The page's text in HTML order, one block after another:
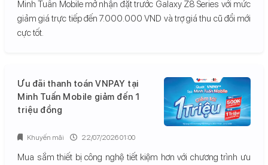
Minh Tuấn Mobile mở nhận đặt trước Galaxy Z8 Series với mức
giảm giá trực tiếp đến 7.000.000 VND và trợ giá thu cũ đổi mới
cực tốt.
Ưu đãi thanh toán VNPAY tại
Minh Tuấn Mobile giảm đến 1
triệu đồng
Mua sắm thiết bị công nghệ tiết kiệm hơn với chương trình ưu
Khuyến mãi 22/07/2026 01:00